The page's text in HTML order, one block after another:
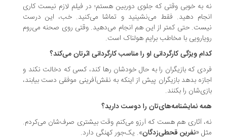
به خوبی وقتی که جلوی دوربین هستم؛ در فیلم لازم نیست کاری
دهید. فقط می‌نشینید و تماشا می‌کنید. خب، این درست
حتی کمتر از این هم انجام می‌دهید. وقتی روی صحنه می‌روم
با مخاطب برایم هولناک است.
ویژگی کارگردانی او را مناسب کارگردانی اثرتان می‌کند؟
که بازیگران را به حال خودشان رها کند، کسی که دخالت نکند و
بدهد بازیگران پیش از اینکه به نقش‌آفرینی موفقی دست بیابند،
را بکنند.
نمایشنامه‌های‌تان را دوست دارید؟
آثاری هم هست که آرزو می‌کنم وقت بیشتری صرف‌شان می‌کردم.
نفرین قحطی‌زدگان». یک‌جور کهنگی دارد.